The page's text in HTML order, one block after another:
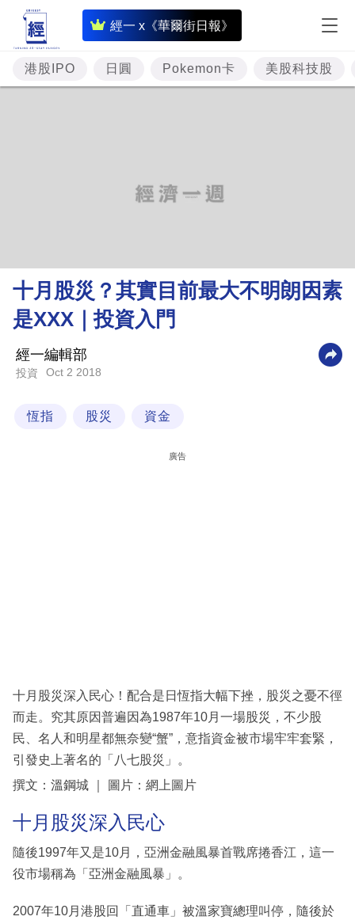
經一 x《華爾街日報》
即
時
財
經
理
財
商
科
區
港股IPO 日圓 Pokemon卡 美股科技股
十月股災？其實目前最大不明朗因素
是XXX｜投資入門
經一編輯部
投資 Oct 2 2018
恆指 股災 資金
廣告
十月股災深入民心！配合是日恆指大幅下挫，股災之憂不徑
而走。究其原因普遍因為1987年10月一場股災，不少股
民、名人和明星都無奈變“蟹”，意指資金被市場牢牢套緊，
引發史上著名的「八七股災」。
撰文：溫鋼城 ｜ 圖片：網上圖片
十月股災深入民心
隨後1997年又是10月，亞洲金融風暴首戰席捲香江，這一
役市場稱為「亞洲金融風暴」。
2007年10月港股回「直通車」被溫家寶總理叫停，隨後於